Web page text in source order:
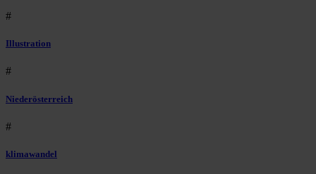
#
Illustration
#
Niederösterreich
#
klimawandel